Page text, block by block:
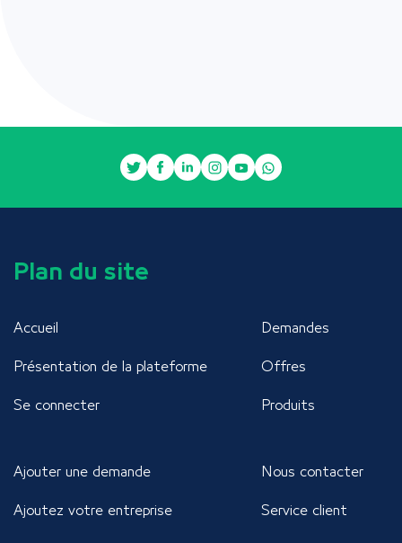
Plan du site
Accueil
Présentation de la plateforme
Se connecter
Demandes
Offres
Produits
Ajouter une demande
Ajoutez votre entreprise
Nous contacter
Service client